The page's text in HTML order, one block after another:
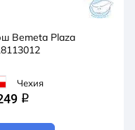
Bemeta Plaza
Чехия
q